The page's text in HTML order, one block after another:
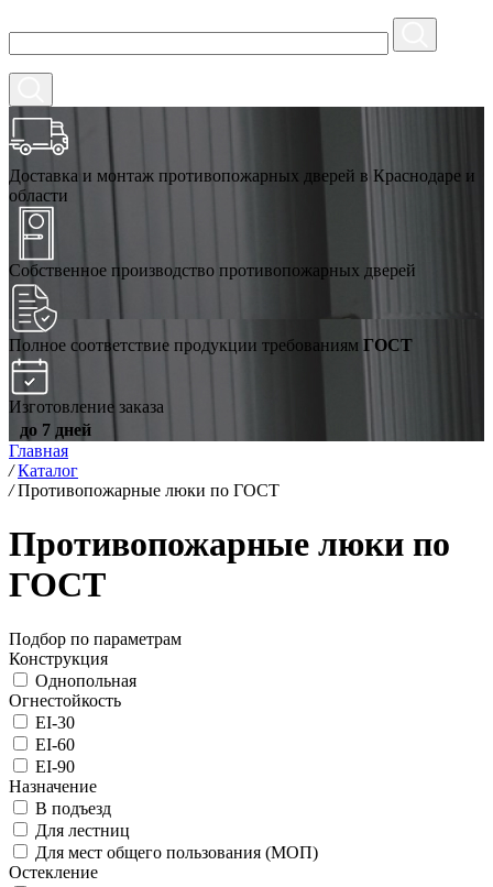
Доставка и монтаж противопожарных дверей в Краснодаре и
области
Собственное производство противопожарных дверей
Полное соответствие продукции требованиям ГОСТ
Изготовление заказа
до 7 дней
Главная
/ Каталог
/ Противопожарные люки по ГОСТ
Противопожарные люки по
ГОСТ
Подбор по параметрам
Конструкция
Однопольная
Огнестойкость
EI-30
EI-60
EI-90
Назначение
В подъезд
Для лестниц
Для мест общего пользования (МОП)
Остекление